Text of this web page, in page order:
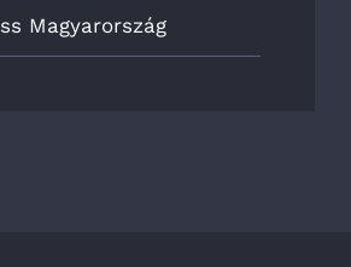
Magyarország